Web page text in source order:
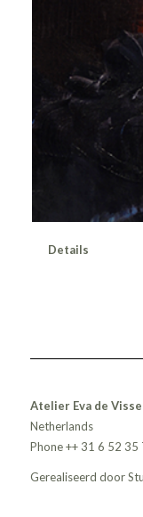
Details
Atelier Eva de
Netherlands
Phone ++ 31 6 52
Gerealiseerd door